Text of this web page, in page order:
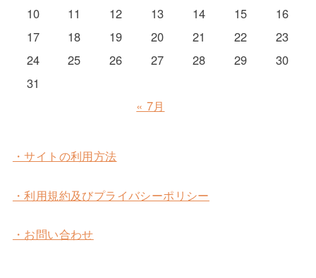
10
11 12 13 14 15
16
17
18 19 20 21 22
23
24
25 26 27 28 29
30
31
« 7月
・サイトの利用方法
・利用規約及びプライバシーポリシー
・お問い合わせ